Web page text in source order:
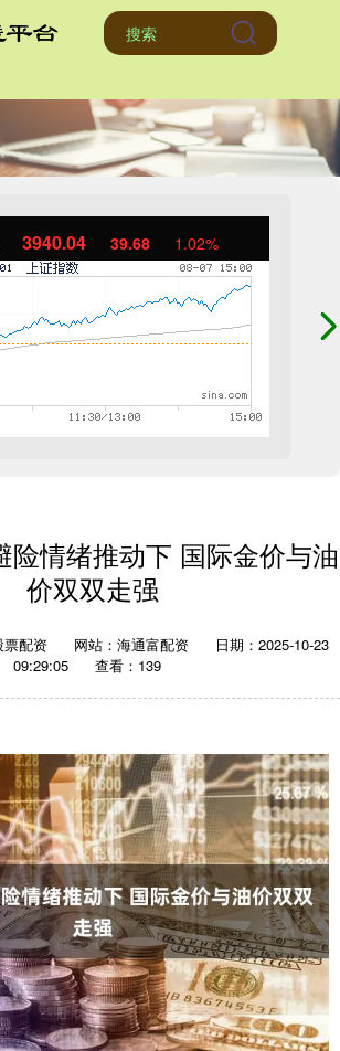
3940.04 39.68 1.02%
险情绪推动下 国际金价与油
价双双走强
配资 网站：海通富配资
日期：2025-10-23
09:29:05
查看：139